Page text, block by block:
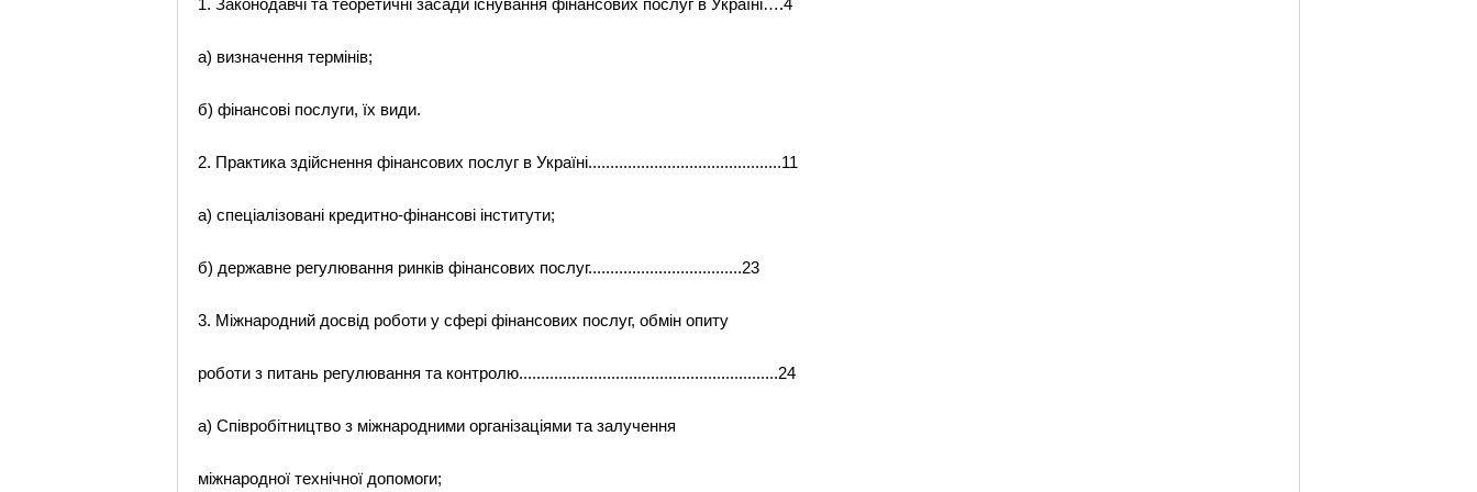
1. Законодавчі та теоретичні засади існування фінансових послуг в Україні….4
а) визначення термінів;
б) фінансові послуги, їх види.
2. Практика здійснення фінансових послуг в Україні............................................11
а) спеціалізовані кредитно-фінансові інститути;
б) державне регулювання ринків фінансових послуг...................................23
3. Міжнародний досвід роботи у сфері фінансових послуг, обмін опиту
роботи з питань регулювання та контролю...........................................................24
а) Співробітництво з міжнародними організаціями та залучення
міжнародної технічної допомоги;